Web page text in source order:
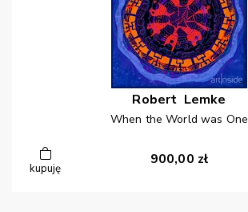
Robert Lemke
When the World was One
kupuję
900,00 zł